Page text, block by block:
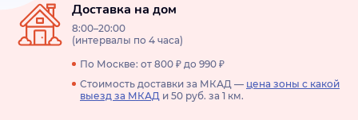
Доставка на дом
8:00–20:00
(интервалы по 4 часа)
По Москве: от 800 ₽ до 990 ₽
Стоимость доставки за МКАД — цена зоны с какой
выезд за МКАД и 50 руб. за 1 км.